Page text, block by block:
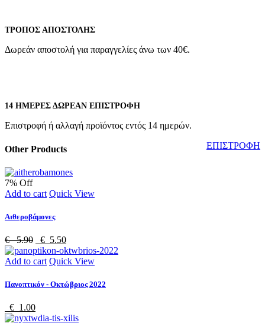
ΤΡΌΠΟΣ ΑΠΟΣΤΟΛΉΣ
Δωρεάν αποστολή για παραγγελίες άνω των 40€.
14 ΗΜΈΡΕΣ ΔΩΡΕΆΝ ΕΠΙΣΤΡΟΦΉ
Επιστροφή ή αλλαγή προϊόντος εντός 14 ημερών.
ΕΠΙΣΤΡΟΦΗ
Other Products
7% Off
Add to cart Quick View
Αιθεροβάμονες
€ 5.90 € 5.50
Add to cart Quick View
Πανοπτικόν - Οκτώβριος 2022
€ 1.00